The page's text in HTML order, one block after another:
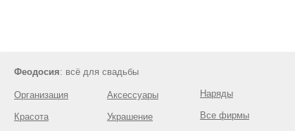
Феодосия: всё для свадьбы
Организация
Красота
Аксессуары
Украшение
Наряды
Все фирмы